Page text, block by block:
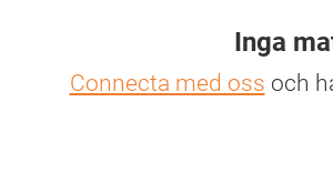
Inga
Connecta med oss och